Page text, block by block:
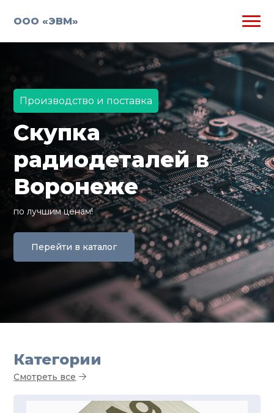
ООО «ЭВМ»
Производство и поставка
Скупка
радиодеталей в
Воронеже
по лучшим ценам!
Перейти в каталог
Категории
Смотреть все